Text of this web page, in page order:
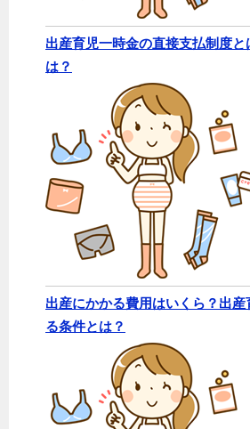
出産育児一時金の直接支払制度
は？
出産にかかる費用はいくら？出産
る条件とは？